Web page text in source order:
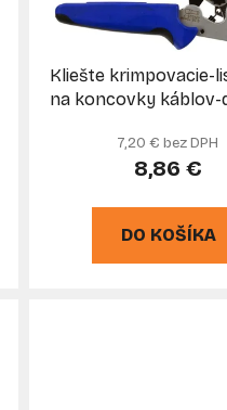
Kliešte krimpovacie-
na koncovky káblov-
7,20 € bez DPH
8,86 €
DO KOŠÍKA